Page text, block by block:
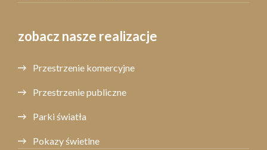
zobacz nasze realizacje
Przestrzenie komercyjne
Przestrzenie publiczne
Parki światła
Pokazy świetlne